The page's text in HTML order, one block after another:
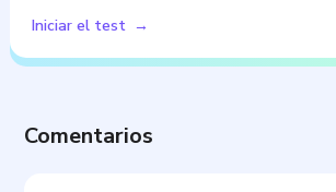
Iniciar el test
Comentarios